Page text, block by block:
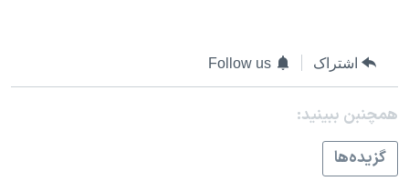
نرگس محمدی برنده جایزه نوبل صلح
سفر پرزیدنت ترامپ به چین
اشتراک Follow us
همچنبن ببینید:
گزيده‌ها